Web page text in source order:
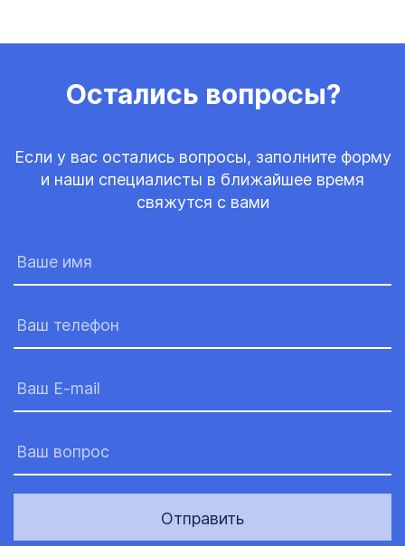
Остались вопросы?
Если у вас остались вопросы, заполните форму
и наши специалисты в ближайшее время
свяжутся с вами
Отправить